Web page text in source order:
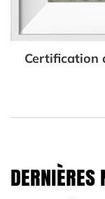
Certification
DERNIÈRES